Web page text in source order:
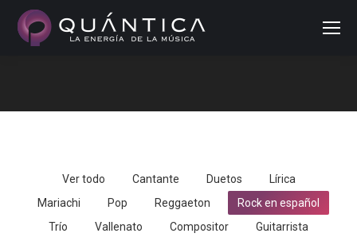
Buscar:
Ver todo Cantante Duetos
Lírica
Mariachi
Pop Reggaeton
Rock en español
Trío
Vallenato Compositor
Guitarrista